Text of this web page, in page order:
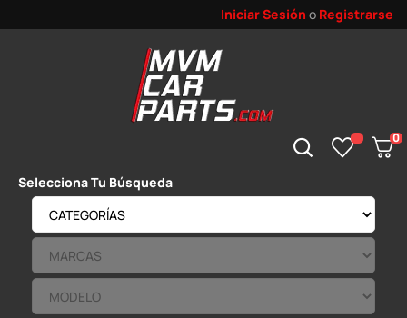
Iniciar Sesión o Registrarse
0
Selecciona Tu Búsqueda